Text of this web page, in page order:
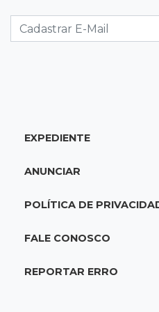
no Festival do Sobá
06:24Resultado do dia
rotina escolar
Jovem é morta pelo
EXPEDIENTE
ANUNCIAR
POLÍTICA DE
FALE CONOSCO
REPORTAR ERRO